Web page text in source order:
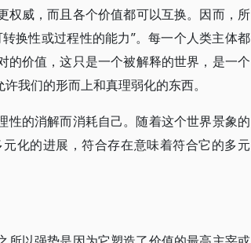
权威，而且各个价值都可以互换。因而，所
换性或过程性的能力”。每一个人类主体都
价值，这只是一个被解释的世界，是一个
我们的形而上和真理弱化的东西。
的消解而消耗自己。随着这个世界景象的
化的进展，符合存在意味着符合它的多元